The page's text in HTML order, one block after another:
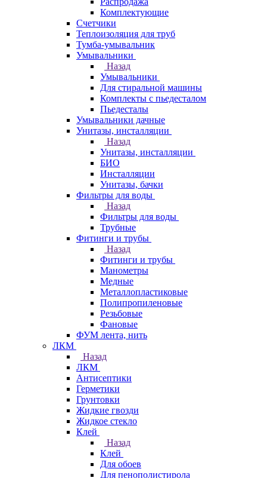
Комплектующие
Счетчики
Теплоизоляция для труб
Тумба-умывальник
Умывальники
Назад
Умывальники
Для стиральной машины
Комплекты с пьедесталом
Пьедесталы
Умывальники дачные
Унитазы, инсталляции
Назад
Унитазы, инсталляции
БИО
Инсталляции
Унитазы, бачки
Фильтры для воды
Назад
Фильтры для воды
Трубные
Фитинги и трубы
Назад
Фитинги и трубы
Манометры
Медные
Металлопластиковые
Полипропиленовые
Резьбовые
Фановые
ФУМ лента, нить
ЛКМ
Назад
ЛКМ
Антисептики
Герметики
Грунтовки
Жидкие гвозди
Жидкое стекло
Клей
Назад
Клей
Для обоев
Для пенополистирола